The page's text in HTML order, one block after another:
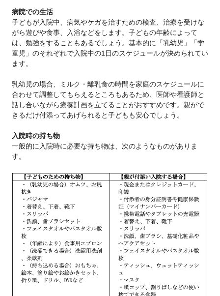
病院での生活
子どもが入院中、病気やケガを治すための検査、治療を受けな
がら遊びや食事、入浴などをします。子どもの年齢によって
は、勉強をすることもあるでしょう。基本的に「乳幼児」「学
童児」のそれぞれで入院中の1日のスケジュールが決められてい
ます。
乳幼児の場合、ミルク・離乳食の時間を家庭のスケジュールに
合わせて調整してもらえるところもあるため、医師や看護師と
話し合いながら療養計画を立てることがおすすめです。親がで
きるだけ付添ってあげられると子どもも安心でしょう。
入院時の持ち物
一般的に入院時に必要な持ち物は、次のようなものがありま
す。